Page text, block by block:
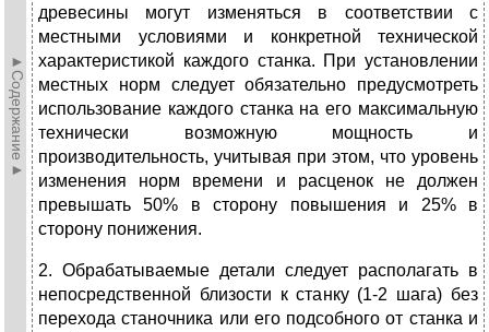
►Содержание►
древесины могут изменяться в соответствии с
местными условиями и конкретной технической
характеристикой каждого станка. При установлении
местных норм следует обязательно предусмотреть
использование каждого станка на его максимальную
технически возможную мощность и
производительность, учитывая при этом, что уровень
изменения норм времени и расценок не должен
превышать 50% в сторону повышения и 25% в
сторону понижения.
2. Обрабатываемые детали следует располагать в
непосредственной близости к станку (1-2 шага) без
перехода станочника или его подсобного от станка и